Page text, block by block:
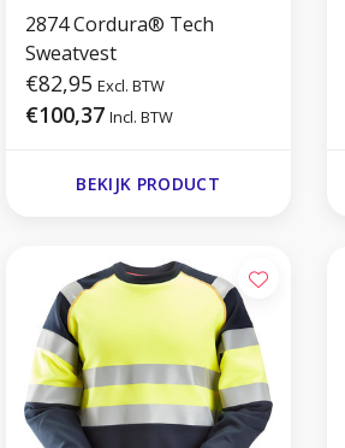
2874 Cordura® Tech
Sweatvest
€82,95 Excl. BTW
€100,37 Incl. BTW
BEKIJK PRODUCT